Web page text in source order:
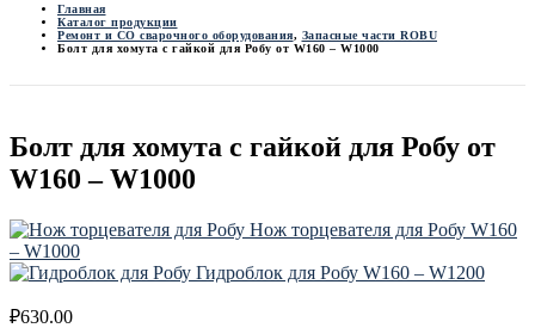
Главная
Каталог продукции
Ремонт и СО сварочного оборудования, Запасные части ROBU
Болт для хомута с гайкой для Робу от W160 – W1000
Болт для хомута с гайкой для Робу от
W160 – W1000
Нож торцевателя для Робу W160
– W1000
Гидроблок для Робу W160 – W1200
₽630.00